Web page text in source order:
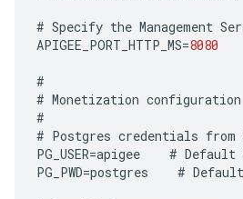
# Specify the Management
APIGEE_PORT_HTTP_MS=8080
#
# Monetization configuration
#
# Postgres credentials from
PG_USER=apigee # Default
PG_PWD=postgres # Default